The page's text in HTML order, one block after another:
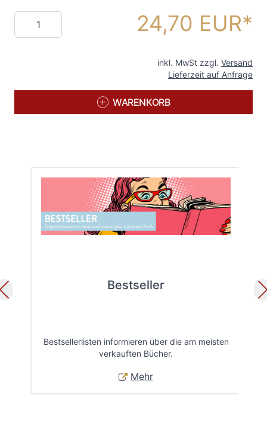
Menge 24,70 EUR
inkl. MwSt zzgl. Versand
Lieferzeit auf Anfrage
WARENKORB
Bestseller
Bestsellerlisten informieren über die am meisten
verkauften Bücher.
Mehr